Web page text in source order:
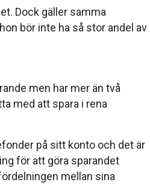
Dock gäller samma
bör inte ha så stor andel av
men har mer än två
med att spara i rena
på sitt konto och det är
för att göra sparandet
mellan sina